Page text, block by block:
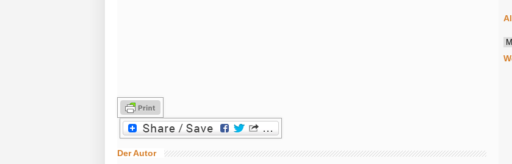
Der Autor